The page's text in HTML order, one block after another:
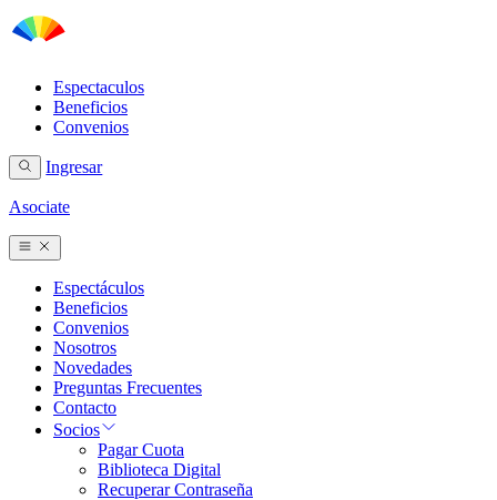
Espectaculos
Beneficios
Convenios
Ingresar
Asociate
Espectáculos
Beneficios
Convenios
Nosotros
Novedades
Preguntas Frecuentes
Contacto
Socios
Pagar Cuota
Biblioteca Digital
Recuperar Contraseña